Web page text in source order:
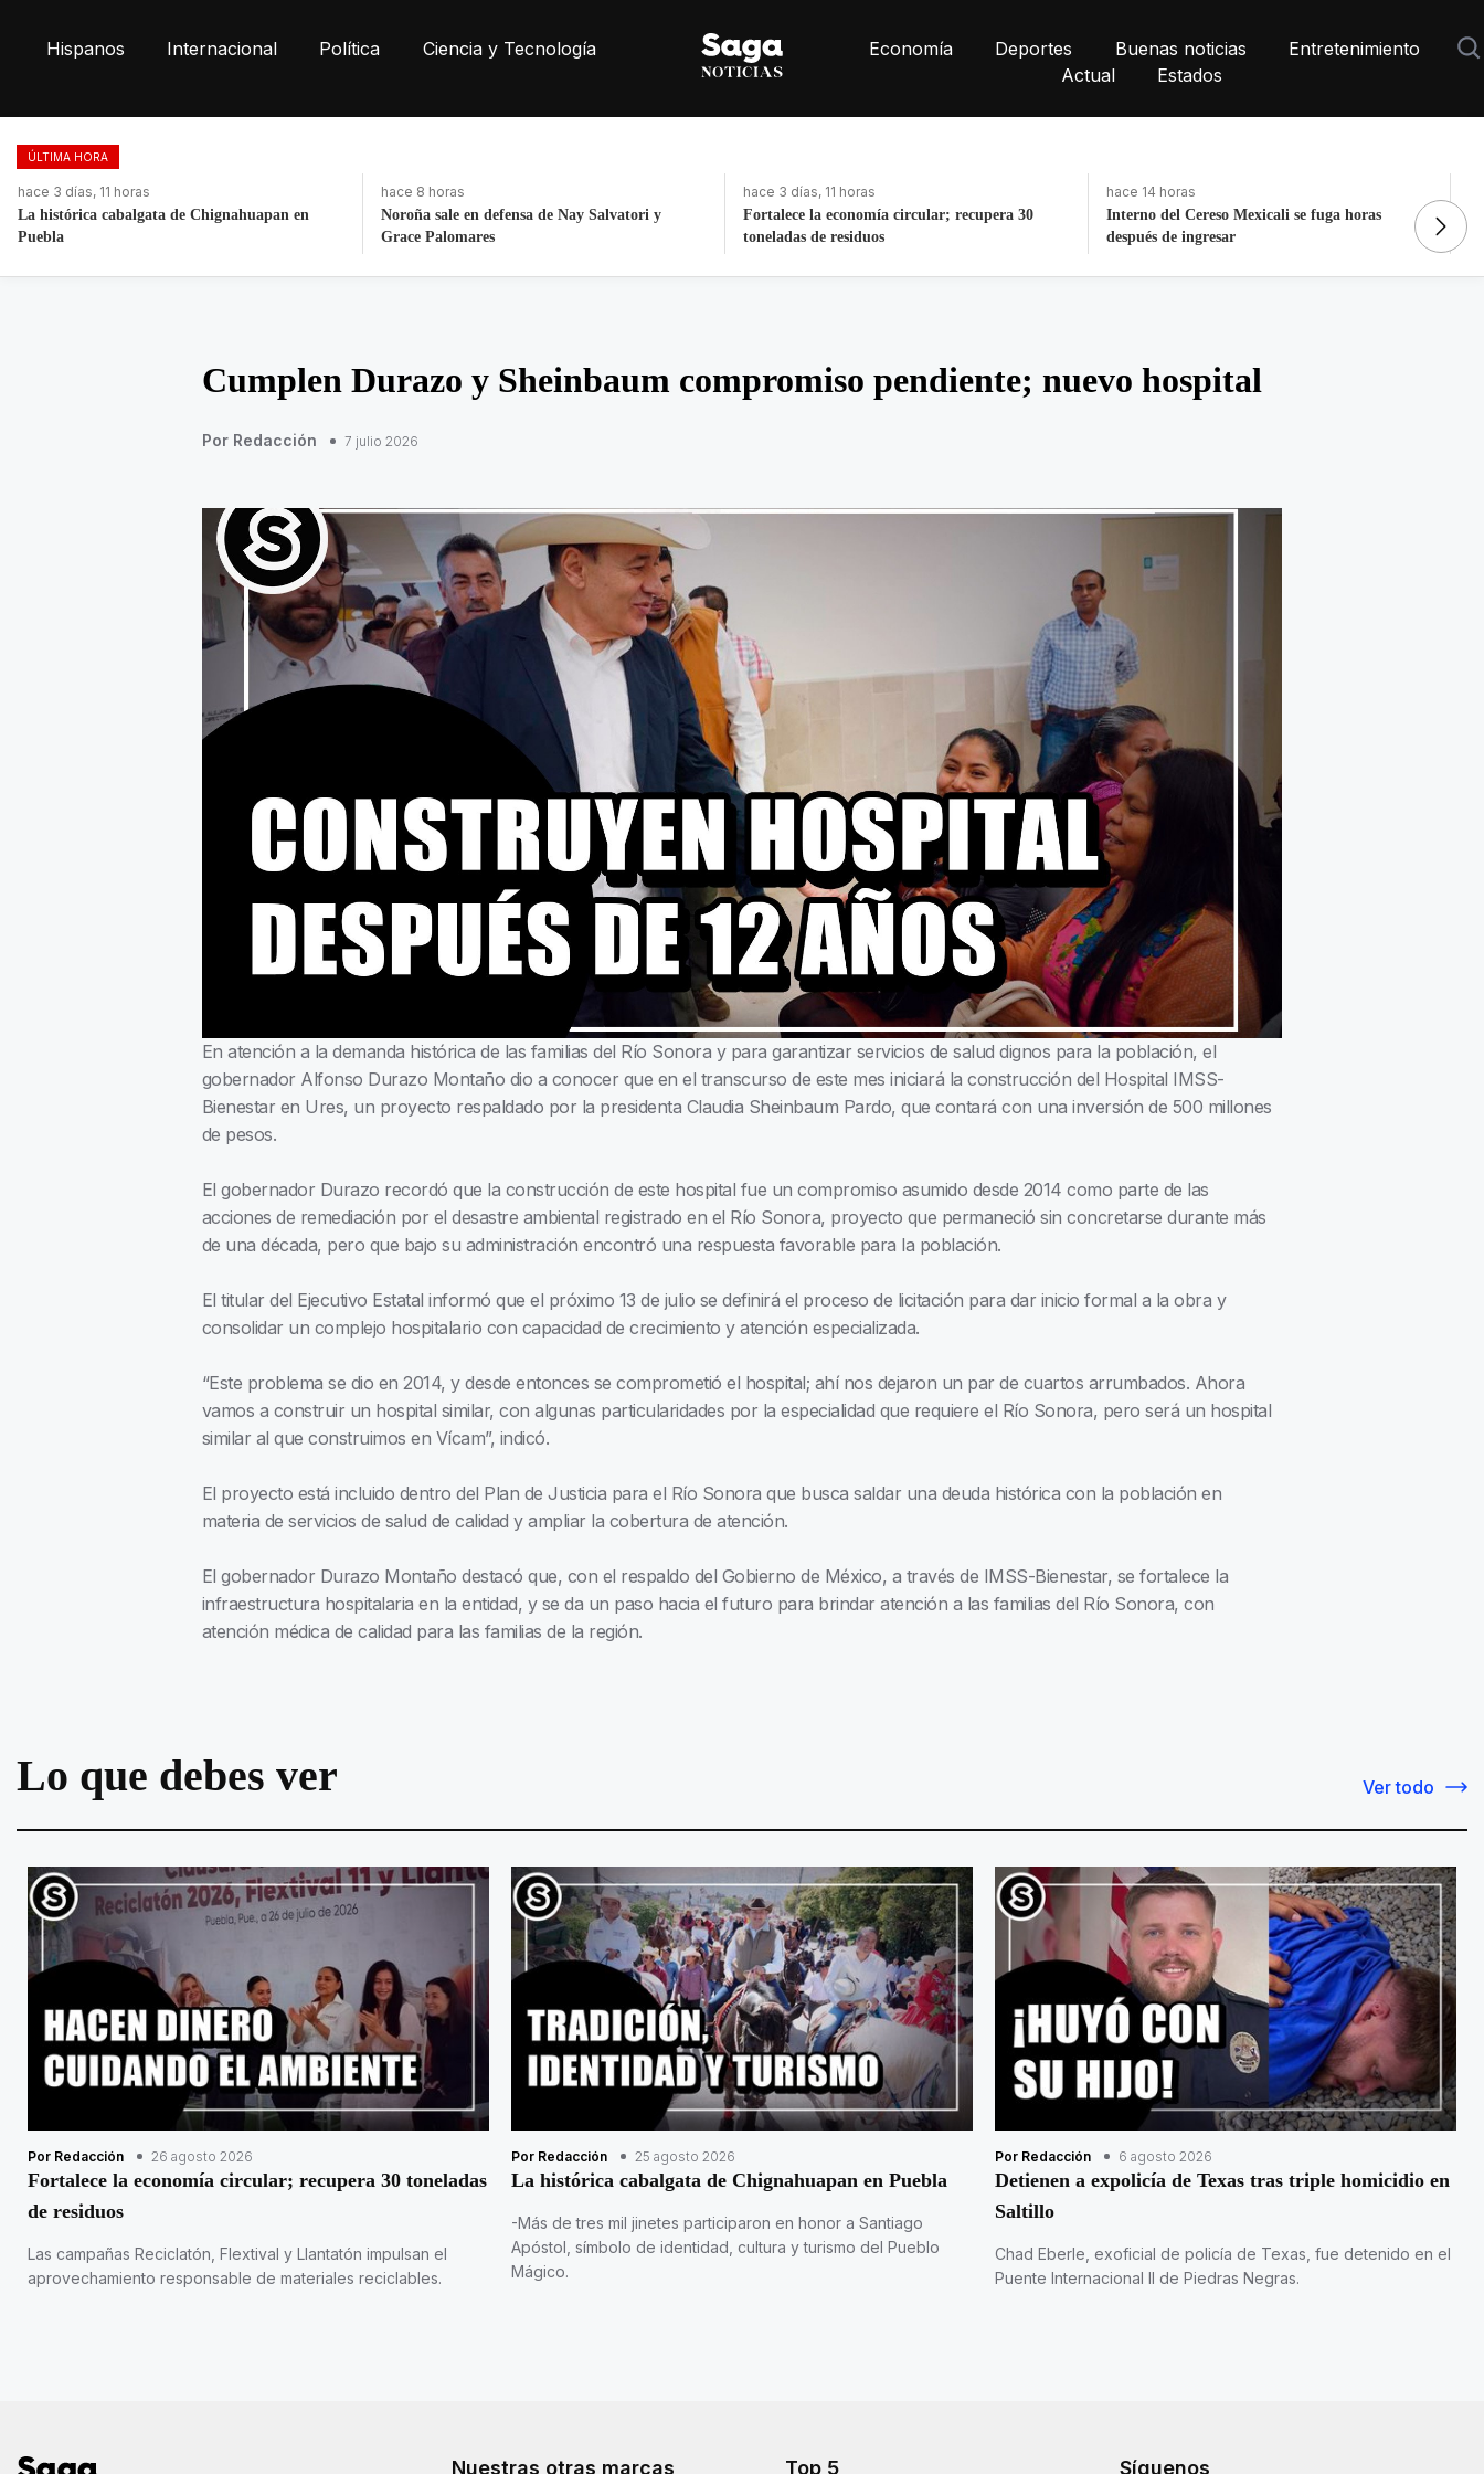
Hispanos Internacional Política Ciencia y Tecnología Economía Deportes Buenas noticias
Entretenimiento
Actual
Estados
ÚLTIMA HORA
hace 8 horas
Noroña sale en defensa de Nay Salvatori y
Grace Palomares
hace 3 días, 11 horas
Fortalece la economía circular; recupera 30
toneladas de residuos
hace 14 horas
Interno del Cereso Mexicali se fuga horas
después de ingresar
hace 9 horas
Detienen a expolicía de Texas tras triple
homicidio en Saltillo
Cumplen Durazo y Sheinbaum compromiso pendiente; nuevo hospital
Por Redacción 7 julio 2026
En atención a la demanda histórica de las familias del Río Sonora y para garantizar servicios de salud dignos para la población, el
gobernador Alfonso Durazo Montaño dio a conocer que en el transcurso de este mes iniciará la construcción del Hospital IMSS-
Bienestar en Ures, un proyecto respaldado por la presidenta Claudia Sheinbaum Pardo, que contará con una inversión de 500 millones
de pesos.
El gobernador Durazo recordó que la construcción de este hospital fue un compromiso asumido desde 2014 como parte de las
acciones de remediación por el desastre ambiental registrado en el Río Sonora, proyecto que permaneció sin concretarse durante más
de una década, pero que bajo su administración encontró una respuesta favorable para la población.
El titular del Ejecutivo Estatal informó que el próximo 13 de julio se definirá el proceso de licitación para dar inicio formal a la obra y
consolidar un complejo hospitalario con capacidad de crecimiento y atención especializada.
“Este problema se dio en 2014, y desde entonces se comprometió el hospital; ahí nos dejaron un par de cuartos arrumbados. Ahora
vamos a construir un hospital similar, con algunas particularidades por la especialidad que requiere el Río Sonora, pero será un hospital
similar al que construimos en Vícam”, indicó.
El proyecto está incluido dentro del Plan de Justicia para el Río Sonora que busca saldar una deuda histórica con la población en
materia de servicios de salud de calidad y ampliar la cobertura de atención.
El gobernador Durazo Montaño destacó que, con el respaldo del Gobierno de México, a través de IMSS-Bienestar, se fortalece la
infraestructura hospitalaria en la entidad, y se da un paso hacia el futuro para brindar atención a las familias del Río Sonora, con
atención médica de calidad para las familias de la región.
Lo que debes ver Ver todo
Por Redacción 26 agosto 2026
Fortalece la economía circular; recupera 30 toneladas
de residuos
Las campañas Reciclatón, Flextival y Llantatón impulsan el
aprovechamiento responsable de materiales reciclables.
Por Redacción 25 agosto 2026
La histórica cabalgata de Chignahuapan en Puebla
-Más de tres mil jinetes participaron en honor a Santiago
Apóstol, símbolo de identidad, cultura y turismo del Pueblo
Mágico.
Por Redacción 6 agosto 2026
Detienen a expolicía de Texas tras triple homicidio en
Saltillo
Chad Eberle, exoficial de policía de Texas, fue detenido en el
Puente Internacional II de Piedras Negras.
Nuestras otras marcas Top 5 Síguenos